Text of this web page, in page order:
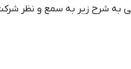
به شرح زیر به سمع و نظر